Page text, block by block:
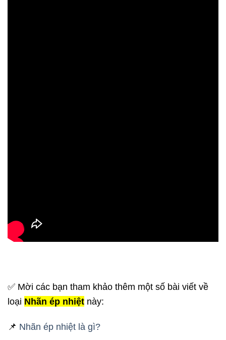
✅ Mời các bạn tham khảo thêm một số bài viết về
loại Nhãn ép nhiệt này:
📌 Nhãn ép nhiệt là gì?